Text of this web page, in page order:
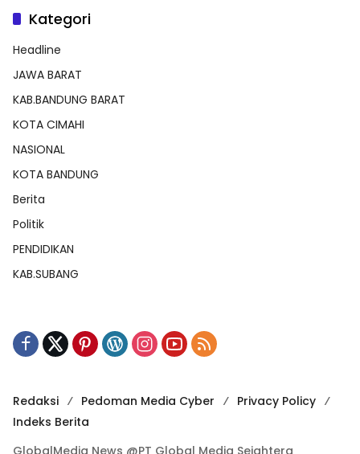
Kategori
Headline
JAWA BARAT
KAB.BANDUNG BARAT
KOTA CIMAHI
NASIONAL
KOTA BANDUNG
Berita
Politik
PENDIDIKAN
KAB.SUBANG
Redaksi Pedoman Media Cyber
Privacy Policy
Indeks Berita
GlobalMedia News @PT Global Media Sejahtera